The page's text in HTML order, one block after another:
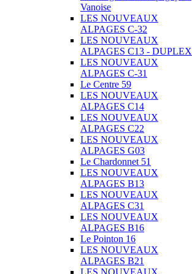
Vanoise
LES NOUVEAUX
ALPAGES C-32
LES NOUVEAUX
ALPAGES C13 - DUPLEX
LES NOUVEAUX
ALPAGES C-31
Le Centre 59
LES NOUVEAUX
ALPAGES C14
LES NOUVEAUX
ALPAGES C22
LES NOUVEAUX
ALPAGES G03
Le Chardonnet 51
LES NOUVEAUX
ALPAGES B13
LES NOUVEAUX
ALPAGES C31
LES NOUVEAUX
ALPAGES B16
Le Pointon 16
LES NOUVEAUX
ALPAGES B21
LES NOUVEAUX